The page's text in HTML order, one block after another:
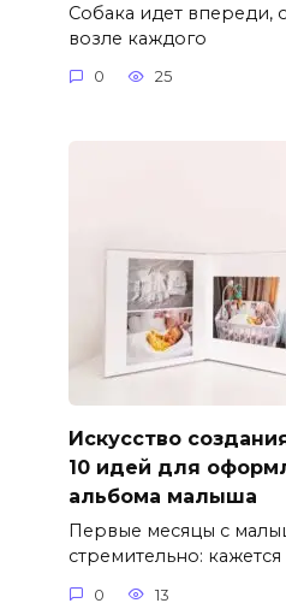
Собака идет впереди,
возле каждого
0 25
Искусство
10 идей для
альбома малыша
Первые месяцы с
стремительно: кажется
0 13